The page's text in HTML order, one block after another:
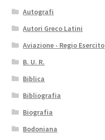
Autografi
Autori Greco Latini
Aviazione - Regio Esercito
B. U. R.
Biblica
Bibliografia
Biografia
Bodoniana